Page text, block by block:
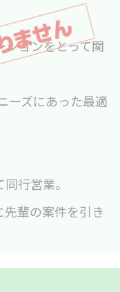
ションをとって関
ーズにあった最適
行営業。
先輩の案件を引き